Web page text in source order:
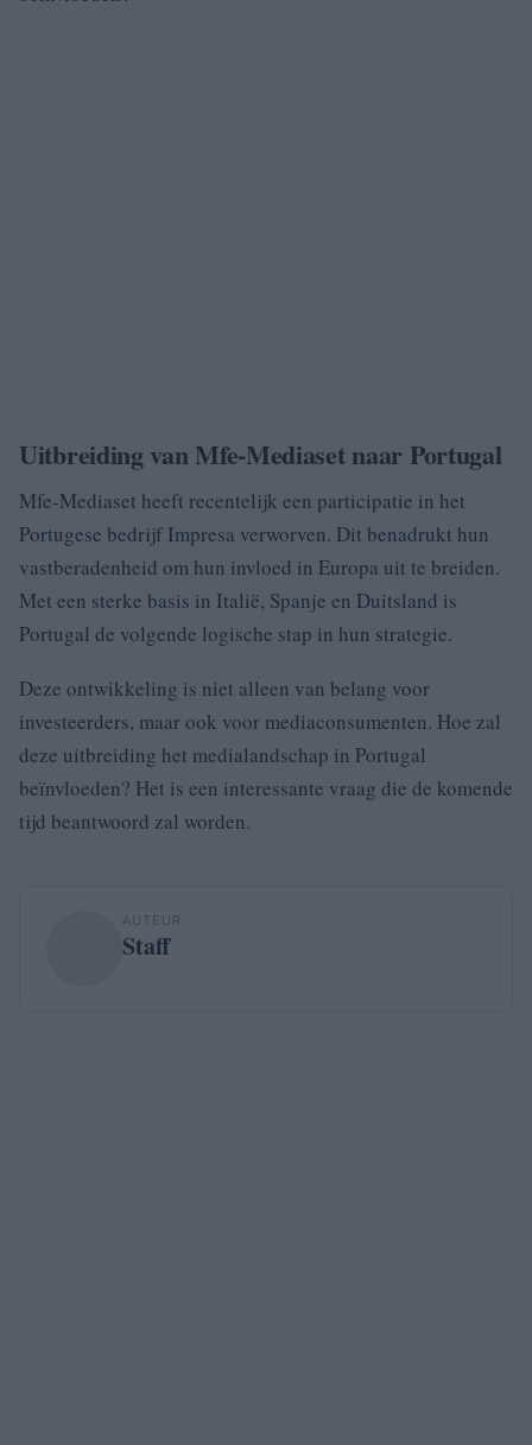
Uitbreiding van Mfe-Mediaset naar Portugal
Mfe-Mediaset heeft recentelijk een participatie in het
Portugese bedrijf Impresa verworven. Dit benadrukt hun
vastberadenheid om hun invloed in Europa uit te breiden.
Met een sterke basis in Italië, Spanje en Duitsland is
Portugal de volgende logische stap in hun strategie.
Deze ontwikkeling is niet alleen van belang voor
investeerders, maar ook voor mediaconsumenten. Hoe zal
deze uitbreiding het medialandschap in Portugal
beïnvloeden? Het is een interessante vraag die de komende
tijd beantwoord zal worden.
AUTEUR
Staff